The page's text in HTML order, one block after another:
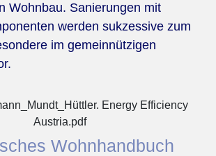
Wohnbau. Sanierungen mit
werden sukzessive zum
im gemeinnützigen
Energy Efficiency
Austria.pdf
Wohnhandbuch